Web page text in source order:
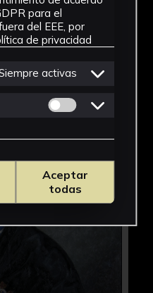
para el
del EEE, por
de privacidad
activas
Permitir cookies
Aceptar
todas